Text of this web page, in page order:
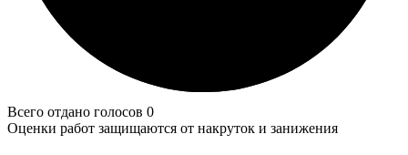
Всего отдано голосов 0
Оценки работ защищаются от накруток и занижения